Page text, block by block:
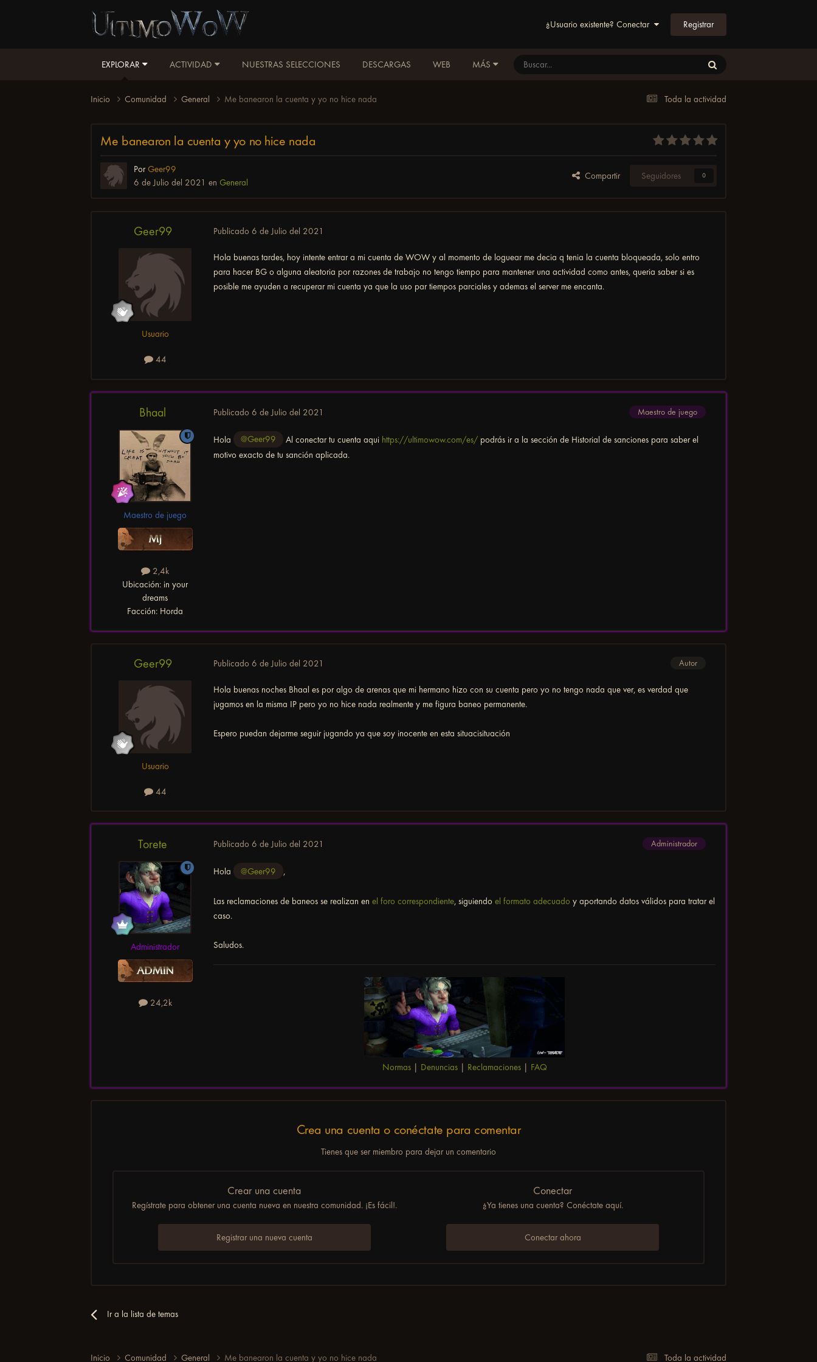
¿Usuario existente? Conectar Registrar
EXPLORAR ACTIVIDAD NUESTRAS SELECCIONES DESCARGAS WEB MÁS
Toda la actividad
Inicio Comunidad General Me banearon la cuenta y yo no hice nada
Me banearon la cuenta y yo no hice nada
PorGeer99
6 de Julio del 2021 en General
Compartir Seguidores 0
Geer99
Usuario
44
Publicado6 de Julio del 2021
Hola buenas tardes, hoy intente entrar a mi cuenta de WOW y al momento de loguear me decia q tenia la cuenta bloqueada, solo entro
para hacer BG o alguna aleatoria por razones de trabajo no tengo tiempo para mantener una actividad como antes, queria saber si es
posible me ayuden a recuperar mi cuenta ya que la uso par tiempos parciales y ademas el server me encanta.
Bhaal
Maestro de juego
2,4k
Ubicación: in your
dreams
Facción: Horda
Maestro de juego
Publicado6 de Julio del 2021
Hola @Geer99 Al conectar tu cuenta aqui https://ultimowow.com/es/ podrás ir a la sección de Historial de sanciones para saber el
motivo exacto de tu sanción aplicada.
Geer99
Usuario
44
Autor
Publicado6 de Julio del 2021
Hola buenas noches Bhaal es por algo de arenas que mi hermano hizo con su cuenta pero yo no tengo nada que ver, es verdad que
jugamos en la misma IP pero yo no hice nada realmente y me figura baneo permanente.
Espero puedan dejarme seguir jugando ya que soy inocente en esta situacisituación
Torete
Administrador
24,2k
Administrador
Publicado6 de Julio del 2021
Hola @Geer99 ,
Las reclamaciones de baneos se realizan enel foro correspondiente, siguiendoel formato adecuado y aportando datos válidos para tratar el
caso.
Saludos.
Normas| Denuncias| Reclamaciones| FAQ
Crea una cuenta o conéctate para comentar
Tienes que ser miembro para dejar un comentario
Crear una cuenta
Regístrate para obtener una cuenta nueva en nuestra comunidad. ¡Es fácil!.
Registrar una nueva cuenta
Conectar
¿Ya tienes una cuenta? Conéctate aquí.
Conectar ahora
Ir a la lista de temas
Toda la actividad
Inicio Comunidad General Me banearon la cuenta y yo no hice nada